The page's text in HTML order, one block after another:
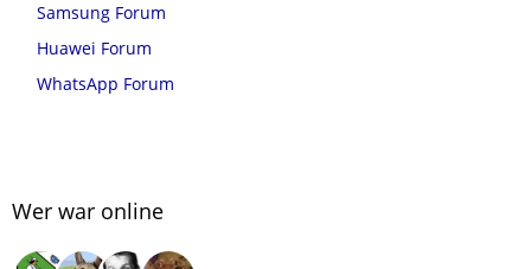
Samsung Forum
Huawei Forum
WhatsApp Forum
Wer war online